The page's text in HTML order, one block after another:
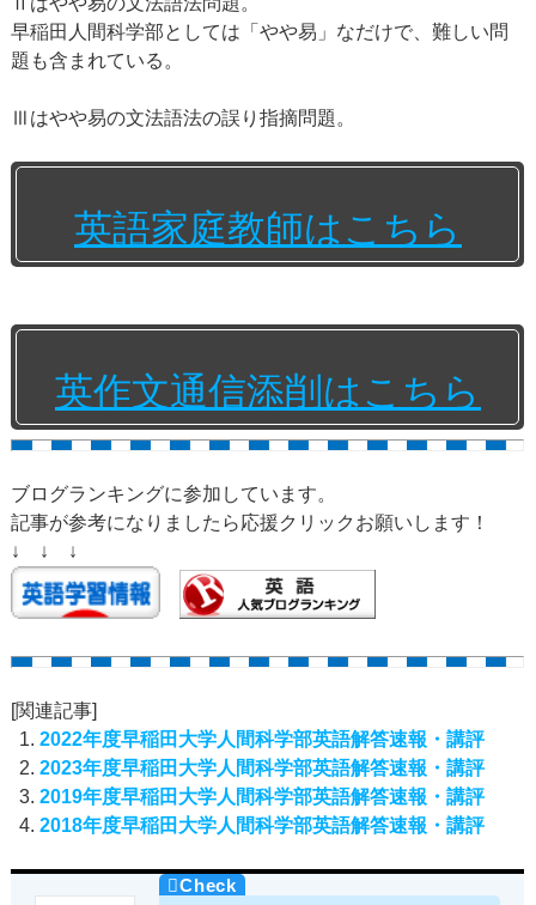
早稲田人間科学部としては「やや易」なだけで、難しい問
題も含まれている。
Ⅲはやや易の文法語法の誤り指摘問題。
英語家庭教師はこちら
英作文通信添削はこちら
ブログランキングに参加しています。
記事が参考になりましたら応援クリックお願いします！
↓ ↓ ↓
[関連記事]
2022年度早稲田大学人間科学部英語解答速報・講評
2023年度早稲田大学人間科学部英語解答速報・講評
2019年度早稲田大学人間科学部英語解答速報・講評
2018年度早稲田大学人間科学部英語解答速報・講評